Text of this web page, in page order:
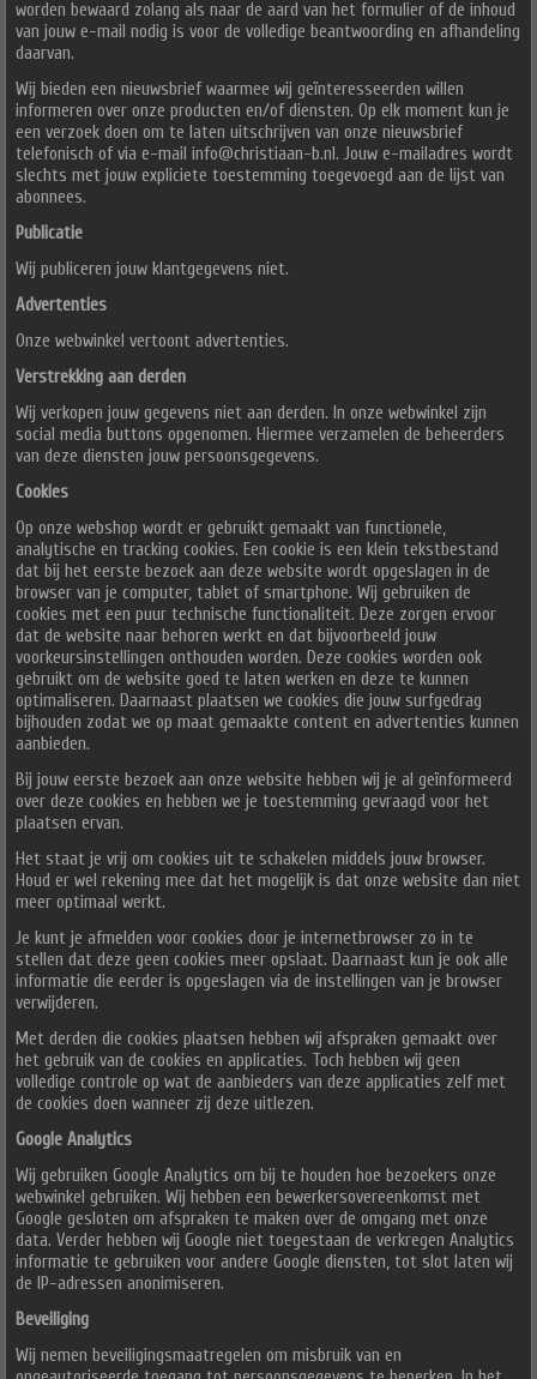
worden bewaard zolang als naar de aard van het formulier of de inhoud
van jouw e-mail nodig is voor de volledige beantwoording en afhandeling
daarvan.
Wij bieden een nieuwsbrief waarmee wij geïnteresseerden willen
informeren over onze producten en/of diensten. Op elk moment kun je
een verzoek doen om te laten uitschrijven van onze nieuwsbrief
telefonisch of via e-mail info@christiaan-b.nl. Jouw e-mailadres wordt
slechts met jouw expliciete toestemming toegevoegd aan de lijst van
abonnees.
Publicatie
Wij publiceren jouw klantgegevens niet.
Advertenties
Onze webwinkel vertoont advertenties.
Verstrekking aan derden
Wij verkopen jouw gegevens niet aan derden. In onze webwinkel zijn
social media buttons opgenomen. Hiermee verzamelen de beheerders
van deze diensten jouw persoonsgegevens.
Cookies
Op onze webshop wordt er gebruikt gemaakt van functionele,
analytische en tracking cookies. Een cookie is een klein tekstbestand
dat bij het eerste bezoek aan deze website wordt opgeslagen in de
browser van je computer, tablet of smartphone. Wij gebruiken de
cookies met een puur technische functionaliteit. Deze zorgen ervoor
dat de website naar behoren werkt en dat bijvoorbeeld jouw
voorkeursinstellingen onthouden worden. Deze cookies worden ook
gebruikt om de website goed te laten werken en deze te kunnen
optimaliseren. Daarnaast plaatsen we cookies die jouw surfgedrag
bijhouden zodat we op maat gemaakte content en advertenties kunnen
aanbieden.
Bij jouw eerste bezoek aan onze website hebben wij je al geïnformeerd
over deze cookies en hebben we je toestemming gevraagd voor het
plaatsen ervan.
Het staat je vrij om cookies uit te schakelen middels jouw browser.
Houd er wel rekening mee dat het mogelijk is dat onze website dan niet
meer optimaal werkt.
Je kunt je afmelden voor cookies door je internetbrowser zo in te
stellen dat deze geen cookies meer opslaat. Daarnaast kun je ook alle
informatie die eerder is opgeslagen via de instellingen van je browser
verwijderen.
Met derden die cookies plaatsen hebben wij afspraken gemaakt over
het gebruik van de cookies en applicaties. Toch hebben wij geen
volledige controle op wat de aanbieders van deze applicaties zelf met
de cookies doen wanneer zij deze uitlezen.
Google Analytics
Wij gebruiken Google Analytics om bij te houden hoe bezoekers onze
webwinkel gebruiken. Wij hebben een bewerkersovereenkomst met
Google gesloten om afspraken te maken over de omgang met onze
data. Verder hebben wij Google niet toegestaan de verkregen Analytics
informatie te gebruiken voor andere Google diensten, tot slot laten wij
de IP-adressen anonimiseren.
Beveiliging
Wij nemen beveiligingsmaatregelen om misbruik van en